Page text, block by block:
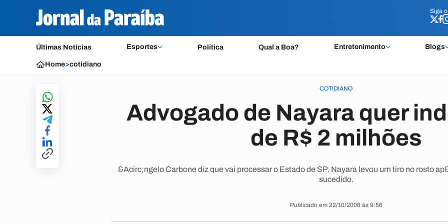
Siga o
Últimas Notícias Esportes Política Qual a Boa? Entretenimento Blogs
Siga o
Home>cotidiano
COTIDIANO
Advogado de Nayara quer
de R$ 2 milhões
&Acirc;ngelo Carbone diz que vai processar o Estado de SP. Nayara levou um tiro no rosto
sucedido.
Publicado em 22/10/2008 às 9:56